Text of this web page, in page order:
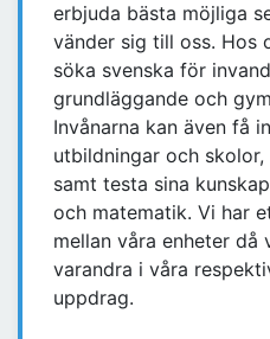
erbjuda bästa möjliga
vänder sig till oss. Hos
söka svenska för
grundläggande och
Invånarna kan även få
utbildningar och
samt testa sina
och matematik. Vi har
mellan våra enheter då
varandra i våra
uppdrag.